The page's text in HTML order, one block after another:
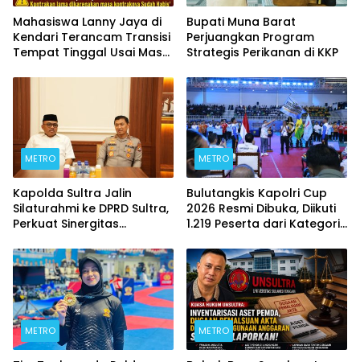
Mahasiswa Lanny Jaya di
Kendari Terancam Transisi
Tempat Tinggal Usai Masa
Bupati Muna Barat
Perjuangkan Program
Strategis Perikanan di KKP
METRO
Kapolda Sultra Jalin
Silaturahmi ke DPRD Sultra,
Perkuat Sinergitas
Kemajuan Daerah
METRO
Bulutangkis Kapolri Cup
2026 Resmi Dibuka, Diikuti
1.219 Peserta dari Kategori
METRO METRO